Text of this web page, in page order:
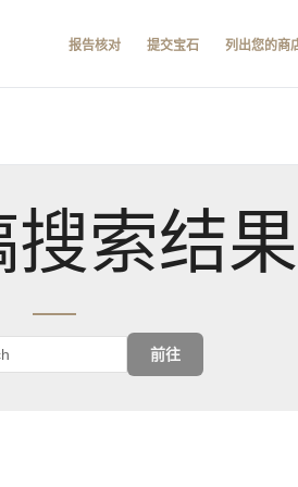
报告核对 提交宝石 列出您的商
搜索结果
前往